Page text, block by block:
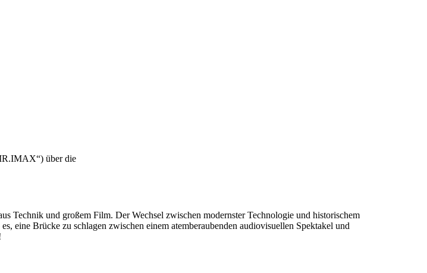
über die
Technik und großem Film. Der Wechsel zwischen modernster Technologie und historischem
eine Brücke zu schlagen zwischen einem atemberaubenden audiovisuellen Spektakel und